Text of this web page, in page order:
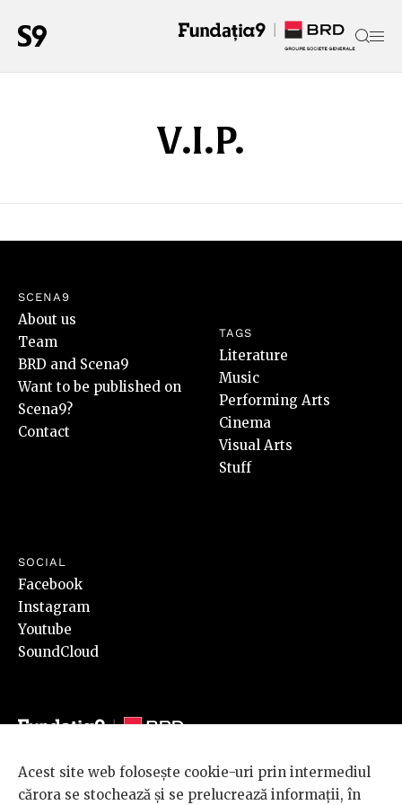
V.I.P.
SCENA9
About us
Team
BRD and Scena9
Want to be published on
Scena9?
Contact
TAGS
Literature
Music
Performing Arts
Cinema
Visual Arts
Stuff
SOCIAL
Facebook
Instagram
Youtube
SoundCloud
© 2026 BRD Groupe Société Générale, toate drepturile rezervate.
Acest site web folosește cookie-uri prin intermediul
cărora se stochează și se prelucrează informații, în